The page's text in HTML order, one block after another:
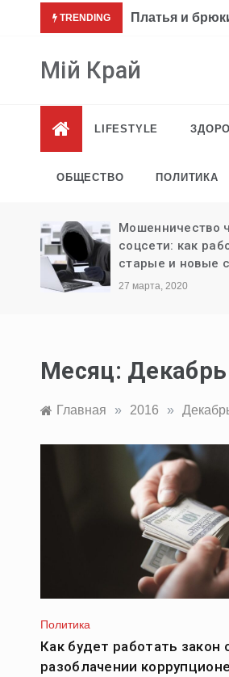
TRENDING Платья и
Мій Край
LIFESTYLE
ОБЩЕСТВО ПОЛИТИКА
Мошенничество
соцсети: как
старые и новые
27 марта, 2020
Месяц:
Главная » 2016 »
Политика
Как будет работать закон
разоблачении